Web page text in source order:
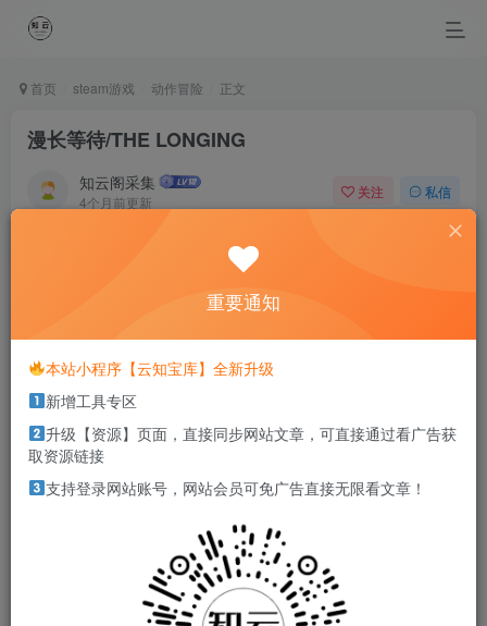
首页 steam游戏 动作冒险 正文
漫长等待/THE LONGING
知云阁采集
4个月前更新
关注 私信
Turn your face to the sun and the shadows fall behind
you.
本站部分资源打包为压缩包以方便分享，涉及较多
解压密码，如果你下载的资源需要解压密码，请点
击解压密码查看
游戏介绍
《漫长等待》是Studio Seufz制作的一款冒险解谜游戏。地底
王国原本由一位国王统治，他的力量现已消逝，需要安睡
400天才能恢复。你名叫“影子”，是国王最后的仆人。你必须
重要通知
本站小程序【云知宝库】全新升级
新增工具专区
升级【资源】页面，直接同步网站文章，可直接通过看广告获
取资源链接
支持登录网站账号，网站会员可免广告直接无限看文章！